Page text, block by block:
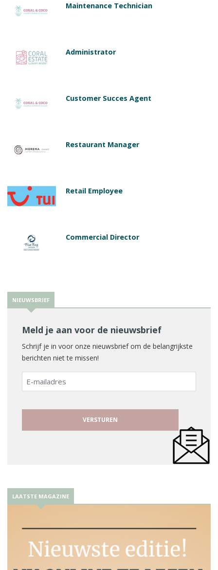
Maintenance Technician
Administrator
Customer Succes Agent
Restaurant Manager
Retail Employee
Commercial Director
NIEUWSBRIEF
Meld je aan voor de nieuwsbrief
Schrijf je in voor onze nieuwsbrief om de belangrijkste
berichten niet te missen!
E-
mailadres
LAATSTE MAGAZINE